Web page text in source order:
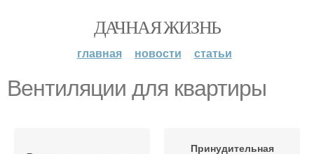
ДАЧНАЯ ЖИЗНЬ
главная новости статьи
Вентиляции для квартиры
Принудительная